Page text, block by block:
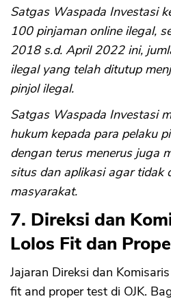
Satgas Waspada Investasi
100 pinjaman online ilegal,
2018 s.d. April 2022 ini,
ilegal yang telah ditutup
pinjol ilegal.
Satgas Waspada Investasi
hukum kepada para pelaku
dengan terus menerus juga
situs dan aplikasi agar tidak
masyarakat.
7. Direksi dan
Lolos Fit dan
Jajaran Direksi dan
fit and proper test di OJK.